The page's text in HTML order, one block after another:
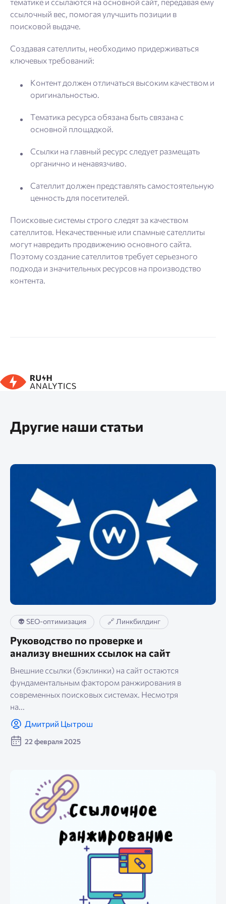
SEO продвижение
ссылочный вес, помогая улучшить позиции в
поисковой выдаче.
Создавая сателлиты, необходимо придерживаться
ключевых требований:
Контент должен отличаться высоким качеством и
оригинальностью.
Тематика ресурса обязана быть связана с
основной площадкой.
Ссылки на главный ресурс следует размещать
органично и ненавязчиво.
Сателлит должен представлять самостоятельную
ценность для посетителей.
Поисковые системы строго следят за качеством
сателлитов. Некачественные или спамные сателлиты
могут навредить продвижению основного сайта.
Поэтому создание сателлитов требует серьезного
подхода и значительных ресурсов на производство
контента.
Другие наши статьи
👽 SEO-оптимизация 🔗 Линкбилдинг
Руководство по проверке и
анализу внешних ссылок на сайт
Внешние ссылки (бэклинки) на сайт остаются
фундаментальным фактором ранжирования в
современных поисковых системах. Несмотря
на...
Дмитрий Цытрош
22 февраля 2025